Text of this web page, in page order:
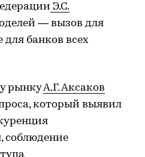
Э.С.
— вызов для
банков всех
рынкуА.Г. Аксаков
который выявил
соблюдение